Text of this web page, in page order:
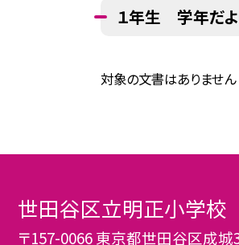
１年生 学年だ
対象の文書はありません
世田谷区立明正小学校
〒157-0066 東京都世田谷区成城